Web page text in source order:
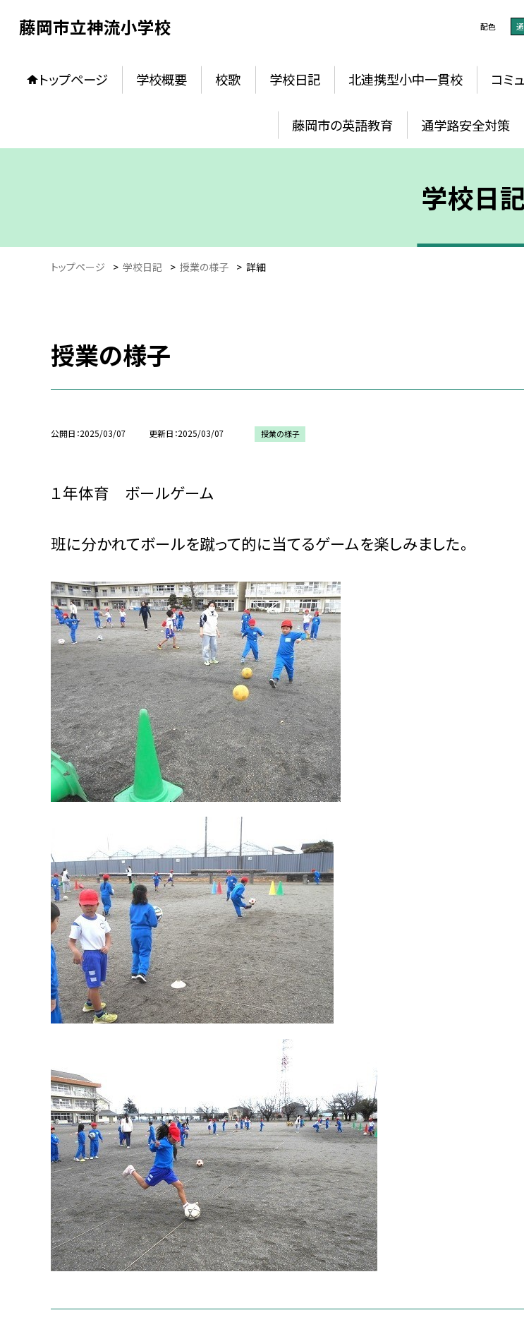
藤岡市立神流小学校 配色
トップページ 学校概要 校歌 学校日記 北連携型小中一貫校 コミ
藤岡市の英語教育 通学路安全対策
学校日
トップページ > 学校日記 > 授業の様子 > 詳細
授業の様子
公開日 2025/03/07 更新日 2025/03/07 授業の様子
１年体育 ボールゲーム
班に分かれてボールを蹴って的に当てるゲームを楽しみました。